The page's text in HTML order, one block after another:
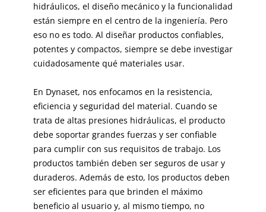
hidráulicos, el diseño mecánico y la funcionalidad
están siempre en el centro de la ingeniería. Pero
eso no es todo. Al diseñar productos confiables,
potentes y compactos, siempre se debe investigar
cuidadosamente qué materiales usar.
En Dynaset, nos enfocamos en la resistencia,
eficiencia y seguridad del material. Cuando se
trata de altas presiones hidráulicas, el producto
debe soportar grandes fuerzas y ser confiable
para cumplir con sus requisitos de trabajo. Los
productos también deben ser seguros de usar y
duraderos. Además de esto, los productos deben
ser eficientes para que brinden el máximo
beneficio al usuario y, al mismo tiempo, no